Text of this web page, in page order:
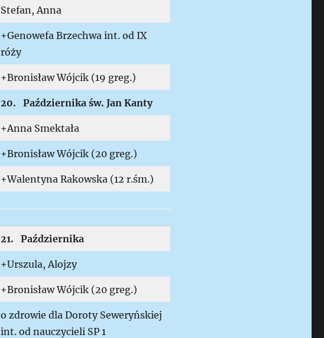
Stefan, Anna
+Genowefa Brzechwa int. od IX
róży
+Bronisław Wójcik (19 greg.)
20. Października św. Jan Kanty
+Anna Smektała
+Bronisław Wójcik (20 greg.)
+Walentyna Rakowska (12 r.śm.)
21. Października
+Urszula, Alojzy
+Bronisław Wójcik (20 greg.)
o zdrowie dla Doroty Seweryńskiej
int. od nauczycieli SP 1